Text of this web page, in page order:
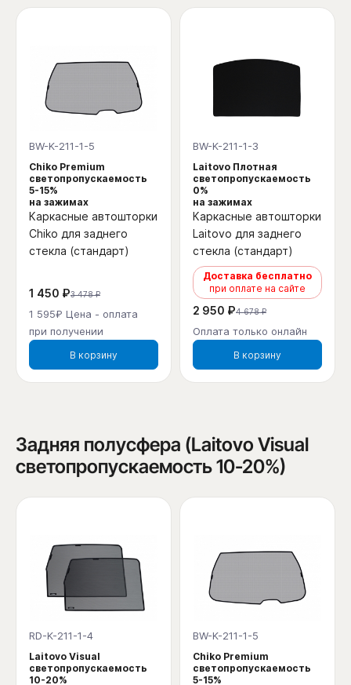
BW-K-211-1-5
Chiko Premium
светопропускаемость
5-15%
на зажимах
Каркасные автошторки
Chiko для заднего
стекла (стандарт)
1 450 ₽3 478 ₽
1 595₽ Цена - оплата
при получении
В корзину
BW-K-211-1-3
Laitovo Плотная
светопропускаемость
0%
на зажимах
Каркасные автошторки
Laitovo для заднего
стекла (стандарт)
Доставка бесплатно
при оплате на сайте
2 950 ₽4 678 ₽
Оплата только онлайн
В корзину
Задняя полусфера (Laitovo Visual
светопропускаемость 10-20%)
RD-K-211-1-4
Laitovo Visual
светопропускаемость
10-20%
BW-K-211-1-5
Chiko Premium
светопропускаемость
5-15%